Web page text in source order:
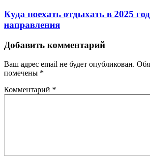
Куда поехать отдыхать в 2025
направления
Добавить комментарий
Ваш адрес email не будет опубликован.
помечены *
Комментарий *